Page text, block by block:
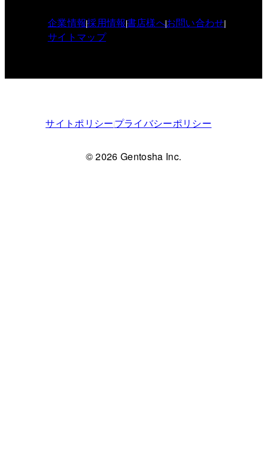
企業情報採用情報書店様へお問い合わせ
サイトマップ
サイトポリシープライバシーポリシー
© 2026 Gentosha Inc.